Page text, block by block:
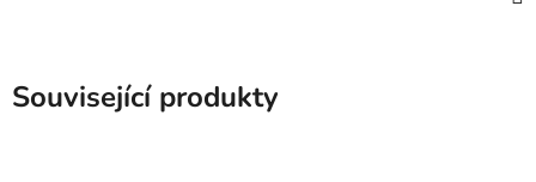
Související produkty